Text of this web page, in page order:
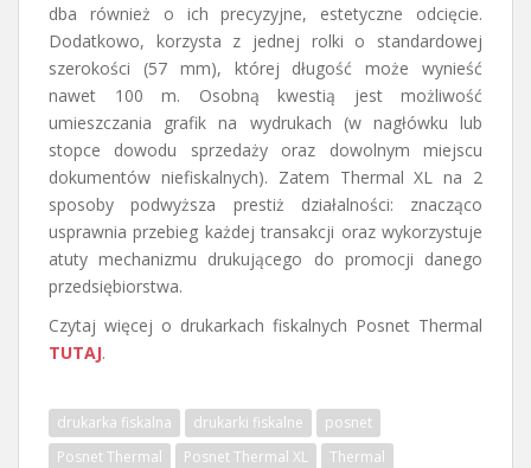
dba również o ich precyzyjne, estetyczne odcięcie.
Dodatkowo, korzysta z jednej rolki o standardowej
szerokości (57 mm), której długość może wynieść
nawet 100 m. Osobną kwestią jest możliwość
umieszczania grafik na wydrukach (w nagłówku lub
stopce dowodu sprzedaży oraz dowolnym miejscu
dokumentów niefiskalnych). Zatem Thermal XL na 2
sposoby podwyższa prestiż działalności: znacząco
usprawnia przebieg każdej transakcji oraz wykorzystuje
atuty mechanizmu drukującego do promocji danego
przedsiębiorstwa.
Czytaj więcej o drukarkach fiskalnych Posnet Thermal
TUTAJ.
drukarka fiskalna drukarki fiskalne
posnet
Posnet Thermal
Posnet Thermal XL Thermal